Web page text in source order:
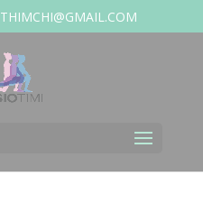
THIMCHI@GMAIL.COM